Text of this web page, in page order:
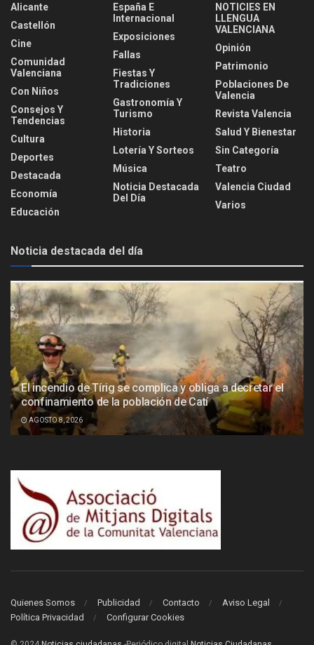
Alicante
Castellón
Cine
Comunidad
Valenciana
Con Niños
Consejos Y
Tendencias
Cultura
Deportes
Destacada
Economía
Educación
España E
Internacional
Exposiciones
Fallas
Fiestas Y
Tradiciones
Gastronomía Y
Turismo
Historia
Lotería Y Sorteos
Música
Noticia Destacada
Del Día
NOTICIES EN
LLENGUA
VALENCIANA
Opinión
Patrimonio
Poblaciones De
Valencia
Revista Valencia
Salud Y Bienestar
Sin Categoría
Teatro
Valencia Ciudad
Varios
Noticia destacada del día
El incendio de Tírig se complica y obliga a decretar el
confinamiento de la población de Catí
AGOSTO 8, 2026
Quienes Somos Publicidad Contacto
Aviso Legal
Política Privacidad
Configurar Cookies